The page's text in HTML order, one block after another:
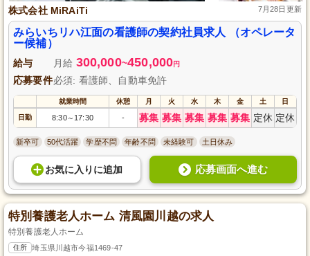
株式会社 MiRAiTi 7月28日更新
みらいちリハ江面の看護師の契約社員求人 （オペレータ
ー候補）
給与 月給 300,000~450,000円
応募要件必須: 看護師、自動車免許
就業時間 休憩 月 火 水 木 金 土 日
日勤 8:30～ 17:30 - 募集 募集 募集 募集 募集 定休 定休
新卒可 50代活躍 学歴不問 年齢不問 未経験可 土日休み
お気に入り に追加 応募画面へ進む
特別養護老人ホーム 清風園川越の求人
特別養護老人ホーム
住所 埼玉県川越市今福1469-47